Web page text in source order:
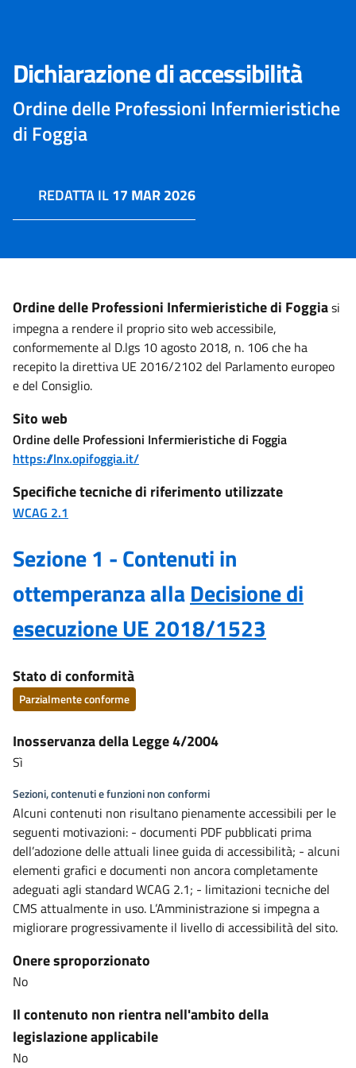
Dichiarazione di accessibilità
Ordine delle Professioni Infermieristiche
di Foggia
REDATTA IL17 MAR 2026
Ordine delle Professioni Infermieristiche di Foggiasi
impegna a rendere il proprio sito web accessibile,
conformemente al D.lgs 10 agosto 2018, n. 106 che ha
recepito la direttiva UE 2016/2102 del Parlamento europeo
e del Consiglio.
Sito web
Ordine delle Professioni Infermieristiche di Foggia
https://lnx.opifoggia.it/
Specifiche tecniche di riferimento utilizzate
WCAG 2.1
Sezione 1 - Contenuti in
ottemperanza allaDecisione di
esecuzione UE 2018/1523
Stato di conformità
Parzialmente conforme
Inosservanza della Legge 4/2004
Sì
Sezioni, contenuti e funzioni non conformi
Alcuni contenuti non risultano pienamente accessibili per le
seguenti motivazioni: - documenti PDF pubblicati prima
dell’adozione delle attuali linee guida di accessibilità; - alcuni
elementi grafici e documenti non ancora completamente
adeguati agli standard WCAG 2.1; - limitazioni tecniche del
CMS attualmente in uso. L’Amministrazione si impegna a
migliorare progressivamente il livello di accessibilità del sito.
Onere sproporzionato
No
Il contenuto non rientra nell'ambito della
legislazione applicabile
No